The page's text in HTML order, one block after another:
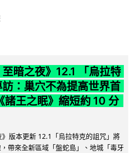
至暗之夜》12.1 「烏拉特
：巢穴不為提高世界首
諸王之眠》縮短約 10 分
》版本更新 12.1「烏拉特克的詛咒」將
帶來全新區域「盤蛇島」、地城「毒牙